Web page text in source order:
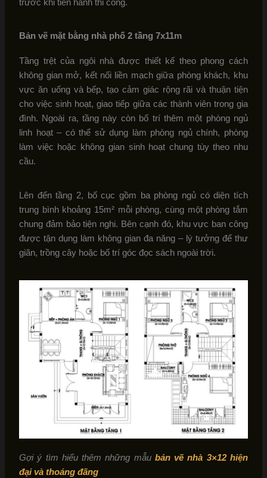
Bản vẽ mặt bằng nhà phố 2 tầng 7x11m
Tầng trệt của ngôi nhà được thiết kế theo phong cách
không gian mở, kết nối liền mạch giữa phòng khách, khu
vực ăn uống và bếp, tạo cảm giác rộng rãi và thuận tiện
cho việc sinh hoạt, giao tiếp giữa các thành viên trong gia
đình. Ngoài ra, tầng này còn bố trí thêm một phòng ngủ
linh hoạt – có thể sử dụng làm phòng ngủ chính, phòng
làm việc hoặc không gian sinh hoạt chung tùy theo nhu
cầu.
Lên đến tầng 2, bố cục gồm ba phòng ngủ có diện tích
trung bình khoảng 15m² mỗi phòng, cùng một phòng tắm
chung đảm bảo tiện nghi. Bên cạnh đó, khu vực ban công
được tận dụng làm không gian đa năng – lý tưởng để thư
giãn, trồng cây hoặc bố trí góc đọc sách ngoài trời.
Gợi ý tìm hiểu thêm những mẫu bản vẽ nhà 3×12 hiện
đại và thoáng đãng